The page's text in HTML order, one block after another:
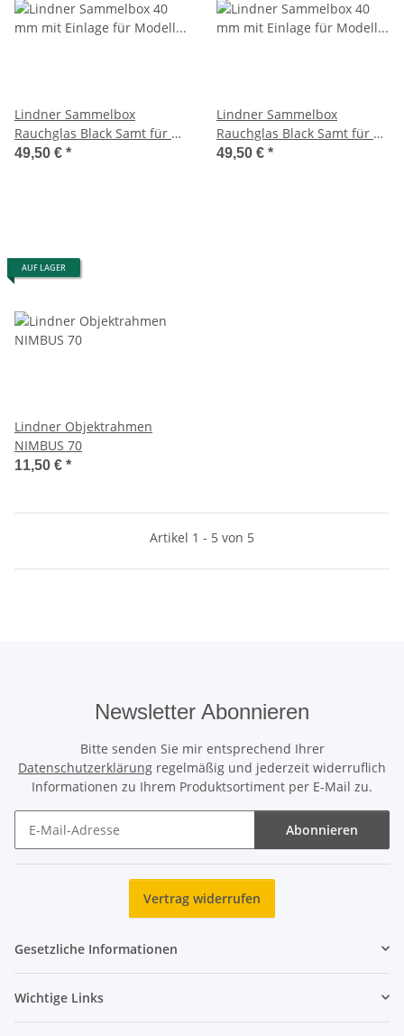
Lindner Sammelbox
Rauchglas Black Samt für 12
Victorinox Messer 91 mm
49,50 € *
Lindner Sammelbox
Rauchglas Black Samt für 12
Victorinox Messer Alox 84
49,50 € *
AUF LAGER
Lindner Objektrahmen
NIMBUS 70
11,50 € *
Artikel 1 - 5 von 5
Newsletter Abonnieren
Bitte senden Sie mir entsprechend Ihrer
Datenschutzerklärung regelmäßig und jederzeit widerruflich
Informationen zu Ihrem Produktsortiment per E-Mail zu.
Abonnieren
Vertrag widerrufen
Gesetzliche Informationen
Wichtige Links